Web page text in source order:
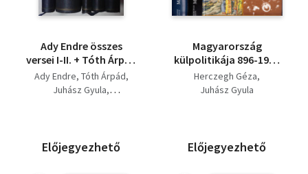
Ady Endre összes
versei I-II. + Tóth Árpád
összes versei és
versfordításai +
műfordításai
Ady Endre Tóth Árpád
Juhász Gyula
Előjegyezhető
Magyarország
külpolitikája 896-1919
+ Magyarország
külpolitikája 1919-
Herczegh Géza
Juhász Gyula
Előjegyezhető